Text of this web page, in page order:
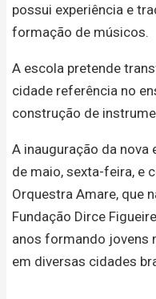
possui experiência e
formação de músicos.
A escola pretende
cidade referência no
construção de
A inauguração da nova
de maio, sexta-feira, e
Orquestra Amare, que
Fundação Dirce
anos formando jovens
em diversas cidades